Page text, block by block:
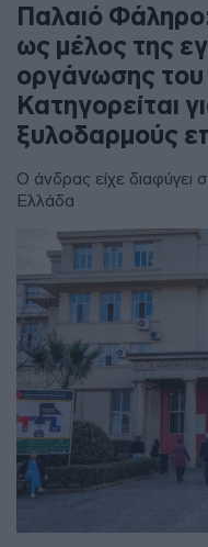
Παλαιό
ως μέλος της
οργάνωσης του
Κατηγορείται
ξυλοδαρμούς
Ο άνδρας είχε διαφύγει
Ελλάδα